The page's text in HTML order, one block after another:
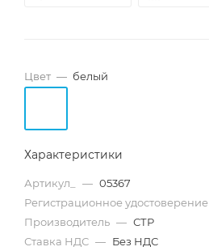
Цвет — белый
Характеристики
Артикул_ — 05367
Регистрационное удостоверение
Производитель — СТР
Ставка НДС — Без НДС